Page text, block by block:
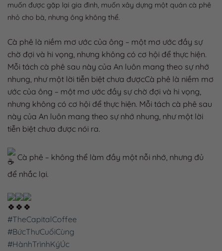
muốn được gặp lại gia đình, muốn xây dựng một quán cà phê
nhỏ cho bà, nhưng ông không thể.
Cà phê là niềm mơ ước của ông – một mơ ước đầy sự
chờ đợi và hi vọng, nhưng không có cơ hội để thực hiện.
Mỗi tách cà phê sau này của An luôn mang theo sự nhớ
nhung, như một lời tiễn biệt chưa đượcCà phê là niềm mơ
ước của ông – một mơ ước đầy sự chờ đợi và hi vọng,
nhưng không có cơ hội để thực hiện. Mỗi tách cà phê sau
này của An luôn mang theo sự nhớ nhung, như một lời
tiễn biệt chưa được nói ra.
Cà phê – không thể làm đầy một nỗi nhớ, nhưng đủ
để nhắc lại.
#TheCapitalCoffee
#BứcThưCuốiCùng
#HànhTrìnhKýÚc